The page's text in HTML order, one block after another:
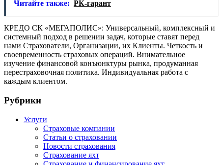
Читайте также: РК-гарант
КРЕДО СК «МЕГАПОЛИС»: Универсальный, комплексный и
системный подход в решении задач, которые ставят перед
нами Страхователи, Организации, их Клиенты. Четкость и
своевременность страховых операций. Внимательное
изучение финансовой конъюнктуры рынка, продуманная
перестраховочная политика. Индивидуальная работа с
каждым клиентом.
Рубрики
Услуги
Страховые компании
Статьи о страховании
Новости страхования
Страхование яхт